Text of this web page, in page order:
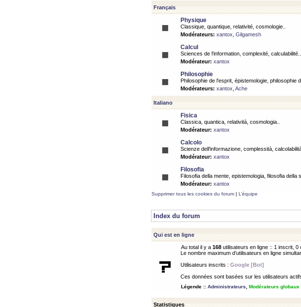
Français
Physique
Classique, quantique, relativité, cosmologie..
Modérateurs: xantox Gilgamesh
Calcul
Sciences de l'information, complexité, calculabilité..
Modérateur: xantox
Philosophie
Philosophie de l'esprit, épistemologie, philosophie
Modérateurs: xantox Ache
Italiano
Fisica
Classica, quantica, relatività, cosmologia..
Modérateur: xantox
Calcolo
Scienze dell'informazione, complessità,
Modérateur: xantox
Filosofia
Filosofia della mente, epistemologia, filosofia della
Modérateur: xantox
Supprimer tous les cookies du forum | L’équipe
Index du forum
Qui est en ligne
Au total il y a 168 utilisateurs en ligne :: 1 inscrit, 0
Le nombre maximum d’utilisateurs en ligne
Utilisateurs inscrits : Google [Bot]
Ces données sont basées sur les utilisateurs
Légende :: Administrateurs Modérateurs globaux
Statistiques